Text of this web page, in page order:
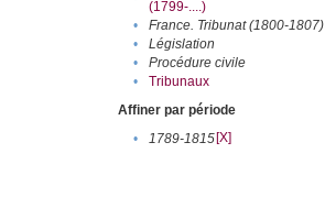
(1799-....)
• France. Tribunat (1800-1807)
•
Législation
•
Procédure civile
•
Tribunaux
Affiner par période
•
1789-1815[X]